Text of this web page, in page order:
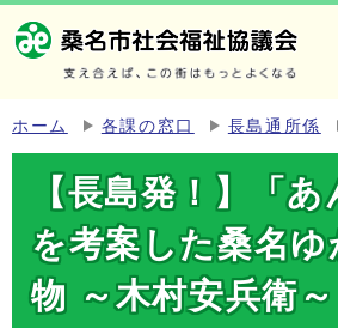
ホーム 各課の窓口 長島通所係
【長島発！】「あ
を考案した桑名
物 ～木村安兵衛～